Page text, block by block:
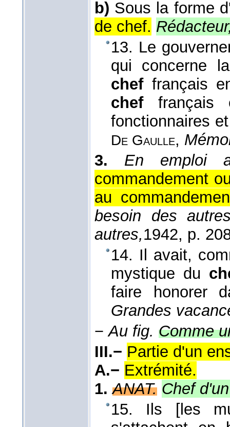
b) Sous la forme
de chef.
13. Le
qui concerne
chef français
cheffrançais
fonctionnaires
De Gaulle,
3.
En emploi
commandement
au
besoin des
autres,1942, p.
14. Il avait,
mystique du
faire honorer
Grandes
−Au fig. Comme
III.− Partie d'un
A.− Extrémité.
1. ANAT. Chef
15. Ils [les